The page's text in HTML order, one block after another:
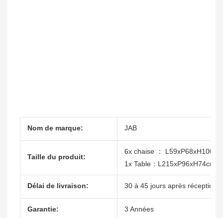
Nom de marque: JAB
Taille du produit:
6x chaise ： L59xP68xH100cm
1x Table：L215xP96xH74cm
Délai de livraison: 30 à 45 jours après réception
Garantie: 3 Années